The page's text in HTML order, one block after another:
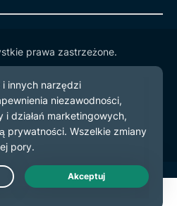
prawa zastrzeżone.
Live Chat